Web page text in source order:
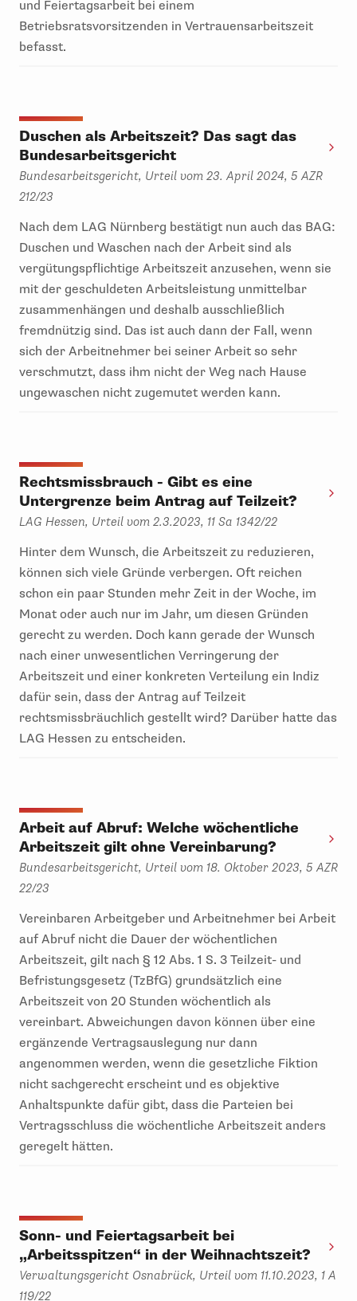
und Feiertagsarbeit bei einem
Betriebsratsvorsitzenden in Vertrauensarbeitszeit
befasst.
Duschen als Arbeitszeit? Das sagt das
Bundesarbeitsgericht
Bundesarbeitsgericht, Urteil vom 23. April 2024, 5 AZR
212/23
Nach dem LAG Nürnberg bestätigt nun auch das BAG:
Duschen und Waschen nach der Arbeit sind als
vergütungspflichtige Arbeitszeit anzusehen, wenn sie
mit der geschuldeten Arbeitsleistung unmittelbar
zusammenhängen und deshalb ausschließlich
fremdnützig sind. Das ist auch dann der Fall, wenn
sich der Arbeitnehmer bei seiner Arbeit so sehr
verschmutzt, dass ihm nicht der Weg nach Hause
ungewaschen nicht zugemutet werden kann.
Rechtsmissbrauch - Gibt es eine
Untergrenze beim Antrag auf Teilzeit?
LAG Hessen, Urteil vom 2.3.2023, 11 Sa 1342/22
Hinter dem Wunsch, die Arbeitszeit zu reduzieren,
können sich viele Gründe verbergen. Oft reichen
schon ein paar Stunden mehr Zeit in der Woche, im
Monat oder auch nur im Jahr, um diesen Gründen
gerecht zu werden. Doch kann gerade der Wunsch
nach einer unwesentlichen Verringerung der
Arbeitszeit und einer konkreten Verteilung ein Indiz
dafür sein, dass der Antrag auf Teilzeit
rechtsmissbräuchlich gestellt wird? Darüber hatte das
LAG Hessen zu entscheiden.
Arbeit auf Abruf: Welche wöchentliche
Arbeitszeit gilt ohne Vereinbarung?
Bundesarbeitsgericht, Urteil vom 18. Oktober 2023, 5 AZR
22/23
Vereinbaren Arbeitgeber und Arbeitnehmer bei Arbeit
auf Abruf nicht die Dauer der wöchentlichen
Arbeitszeit, gilt nach § 12 Abs. 1 S. 3 Teilzeit- und
Befristungsgesetz (TzBfG) grundsätzlich eine
Arbeitszeit von 20 Stunden wöchentlich als
vereinbart. Abweichungen davon können über eine
ergänzende Vertragsauslegung nur dann
angenommen werden, wenn die gesetzliche Fiktion
nicht sachgerecht erscheint und es objektive
Anhaltspunkte dafür gibt, dass die Parteien bei
Vertragsschluss die wöchentliche Arbeitszeit anders
geregelt hätten.
Sonn- und Feiertagsarbeit bei
„Arbeitsspitzen“ in der Weihnachtszeit?
Verwaltungsgericht Osnabrück, Urteil vom 11.10.2023, 1 A
119/22